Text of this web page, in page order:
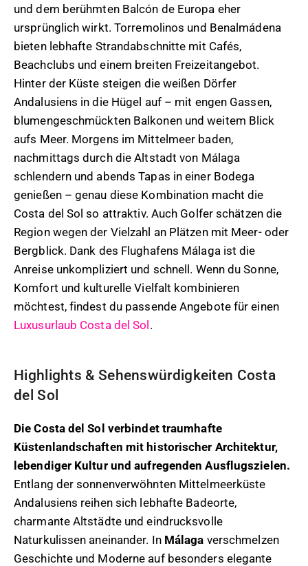
und dem berühmten Balcón de Europa eher
ursprünglich wirkt. Torremolinos und Benalmádena
bieten lebhafte Strandabschnitte mit Cafés,
Beachclubs und einem breiten Freizeitangebot.
Hinter der Küste steigen die weißen Dörfer
Andalusiens in die Hügel auf – mit engen Gassen,
blumengeschmückten Balkonen und weitem Blick
aufs Meer. Morgens im Mittelmeer baden,
nachmittags durch die Altstadt von Málaga
schlendern und abends Tapas in einer Bodega
genießen – genau diese Kombination macht die
Costa del Sol so attraktiv. Auch Golfer schätzen die
Region wegen der Vielzahl an Plätzen mit Meer- oder
Bergblick. Dank des Flughafens Málaga ist die
Anreise unkompliziert und schnell. Wenn du Sonne,
Komfort und kulturelle Vielfalt kombinieren
möchtest, findest du passende Angebote für einen
Luxusurlaub Costa del Sol.
Highlights & Sehenswürdigkeiten Costa
del Sol
Die Costa del Sol verbindet traumhafte
Küstenlandschaften mit historischer Architektur,
lebendiger Kultur und aufregenden Ausflugszielen.
Entlang der sonnenverwöhnten Mittelmeerküste
Andalusiens reihen sich lebhafte Badeorte,
charmante Altstädte und eindrucksvolle
Naturkulissen aneinander. In Málaga verschmelzen
Geschichte und Moderne auf besonders elegante